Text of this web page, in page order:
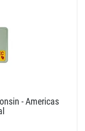
- Americas